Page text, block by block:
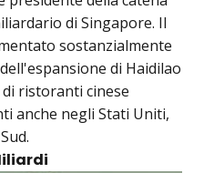
di Singapore. Il
sostanzialmente
di Haidilao
ristoranti cinese
anche negli Stati Uniti,